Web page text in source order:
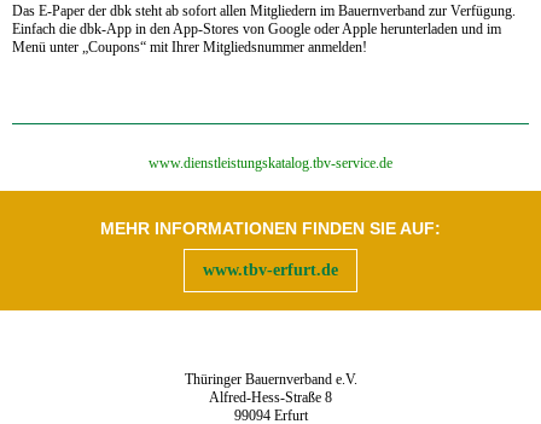
Das E-Paper der dbk steht ab sofort allen Mitgliedern im Bauernverband zur Verfügung.
Einfach die dbk-App in den App-Stores von Google oder Apple herunterladen und im
Menü unter „Coupons“ mit Ihrer Mitgliedsnummer anmelden!
‍www.dienstleistungskatalog.tbv-service.de
MEHR INFORMATIONEN FINDEN SIE AUF:
www.tbv-erfurt.de
Thüringer Bauernverband e.V.
Alfred-Hess-Straße 8
99094 Erfurt